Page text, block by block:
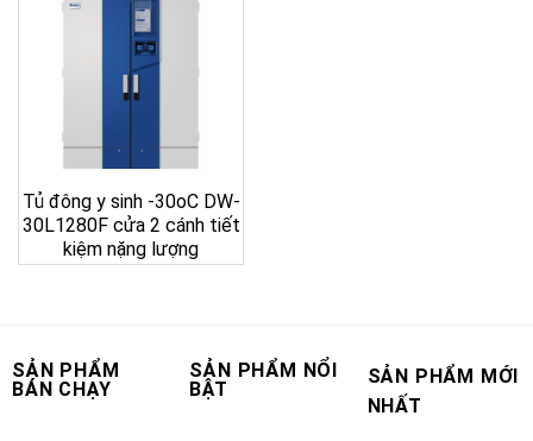
Tủ đông y sinh -30oC DW-
30L1280F cửa 2 cánh tiết
kiệm nặng lượng
SẢN PHẨM
BÁN CHẠY
SẢN PHẨM NỔI
BẬT
SẢN PHẨM MỚI
NHẤT